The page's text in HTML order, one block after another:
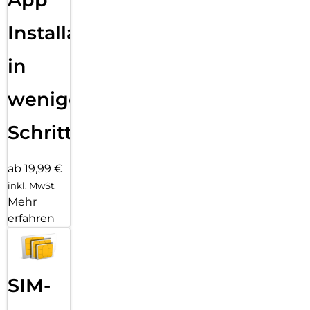
Installation
in
wenigen
Schritten
ab 19,99 €
inkl. MwSt.
Mehr
erfahren
SIM-